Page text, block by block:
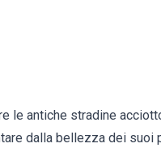
le antiche stradine
dalla bellezza dei suoi